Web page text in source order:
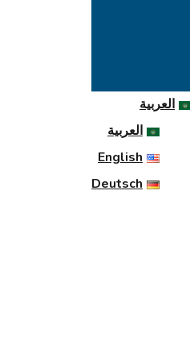
العربية
العربية
English
Deutsch